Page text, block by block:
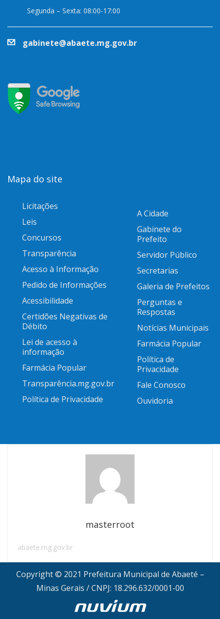
Segunda – Sexta: 08:00-17:00
gabinete@abaete.mg.gov.br
Mapa do site
Licitações
Leis
Concursos
Transparência
Acesso à Informação
Pedido de Informações
Acessibilidade
Certidões Negativas de
Débito
Lei de acesso à
informação
Farmácia Popular
Transparência.mg.gov.br
Política de Privacidade
A Cidade
Gabinete do
Prefeito
Servidor Público
Secretarias
Galeria de Prefeitos
Perguntas e
Respostas
Notícias Municipais
Farmácia Popular
Política de
Privacidade
Fale Conosco
Ouvidoria
masterroot
abaete.mg.gov.br
Copyright © 2021 Prefeitura Municipal de Abaeté –
Minas Gerais / CNPJ: 18.296.632/0001-00